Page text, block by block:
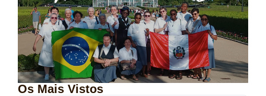
Os Mais Vistos